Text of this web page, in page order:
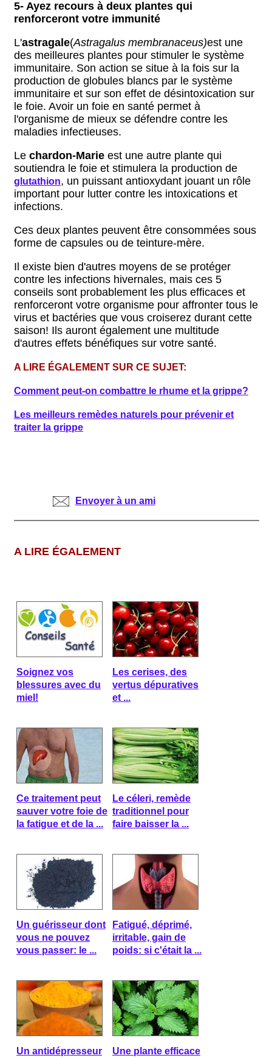
5- Ayez recours à deux plantes qui
renforceront votre immunité
L'astragale(Astragalus membranaceus)est une
des meilleures plantes pour stimuler le système
immunitaire. Son action se situe à la fois sur la
production de globules blancs par le système
immunitaire et sur son effet de désintoxication sur
le foie. Avoir un foie en santé permet à
l'organisme de mieux se défendre contre les
maladies infectieuses.
Le chardon-Marie est une autre plante qui
soutiendra le foie et stimulera la production de
glutathion, un puissant antioxydant jouant un rôle
important pour lutter contre les intoxications et
infections.
Ces deux plantes peuvent être consommées sous
forme de capsules ou de teinture-mère.
Il existe bien d'autres moyens de se protéger
contre les infections hivernales, mais ces 5
conseils sont probablement les plus efficaces et
renforceront votre organisme pour affronter tous le
virus et bactéries que vous croiserez durant cette
saison! Ils auront également une multitude
d'autres effets bénéfiques sur votre santé.
A LIRE ÉGALEMENT SUR CE SUJET:
Comment peut-on combattre le rhume et la grippe?
Les meilleurs remèdes naturels pour prévenir et
traiter la grippe
Envoyer à un ami
A LIRE ÉGALEMENT
Soignez vos
blessures avec du
miel!
Les cerises, des
vertus dépuratives
et ...
Ce traitement peut
sauver votre foie de
la fatigue et de la ...
Le céleri, remède
traditionnel pour
faire baisser la ...
Un guérisseur dont
vous ne pouvez
vous passer: le ...
Fatigué, déprimé,
irritable, gain de
poids: si c'était la ...
Un antidépresseur
Une plante efficace